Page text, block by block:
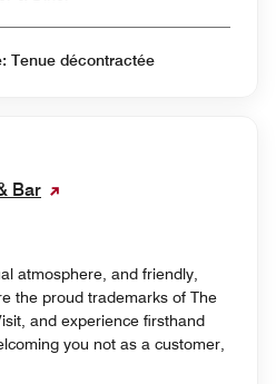
Tenue décontractée
Bar
atmosphere, and friendly,
the proud trademarks of The
and experience firsthand
you not as a customer,